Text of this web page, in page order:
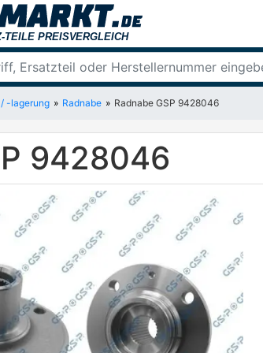
-lagerung Radnabe Radnabe GSP 9428046
9428046